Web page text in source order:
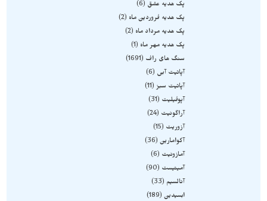
پک هدیه عشق
6
پک هدیه فروردین ماه
2
پک هدیه مرداد ماه
2
پک هدیه مهر ماه
1
سنگ های راف
1691
آپاتیت آبی
6
آپاتیت سبز 11
آپوفیلیت
31
آراگونیت
24
آزوریت
15
آکوامارین 36
آمازونیت
6
آمیتیست
90
آنالسیم
33
ابسیدین 189